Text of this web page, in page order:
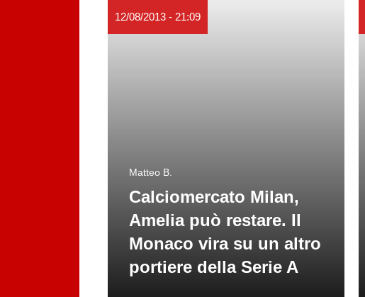
12/08/2013 - 21:09
Matteo B.
Calciomercato Milan,
Amelia può restare. Il
Monaco vira su un altro
portiere della Serie A